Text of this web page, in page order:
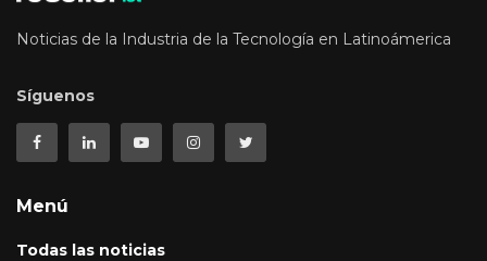
Noticias de la Industria de la Tecnología en Latinoámerica
Síguenos
Menú
Todas las noticias